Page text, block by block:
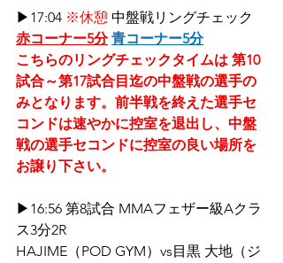
▶17:04 ※休憩 中盤戦リングチェック
赤コーナー5分 青コーナー5分
こちらのリングチェックタイムは 第10
試合～第17試合目迄の中盤戦の選手の
みとなります。前半戦を終えた選手セ
コンドは速やかに控室を退出し、中盤
戦の選手セコンドに控室の良い場所を
お譲り下さい。
▶16:56 第8試合 MMAフェザー級Aクラ
ス3分2R
HAJIME（POD GYM）vs目黒 大地（ジ